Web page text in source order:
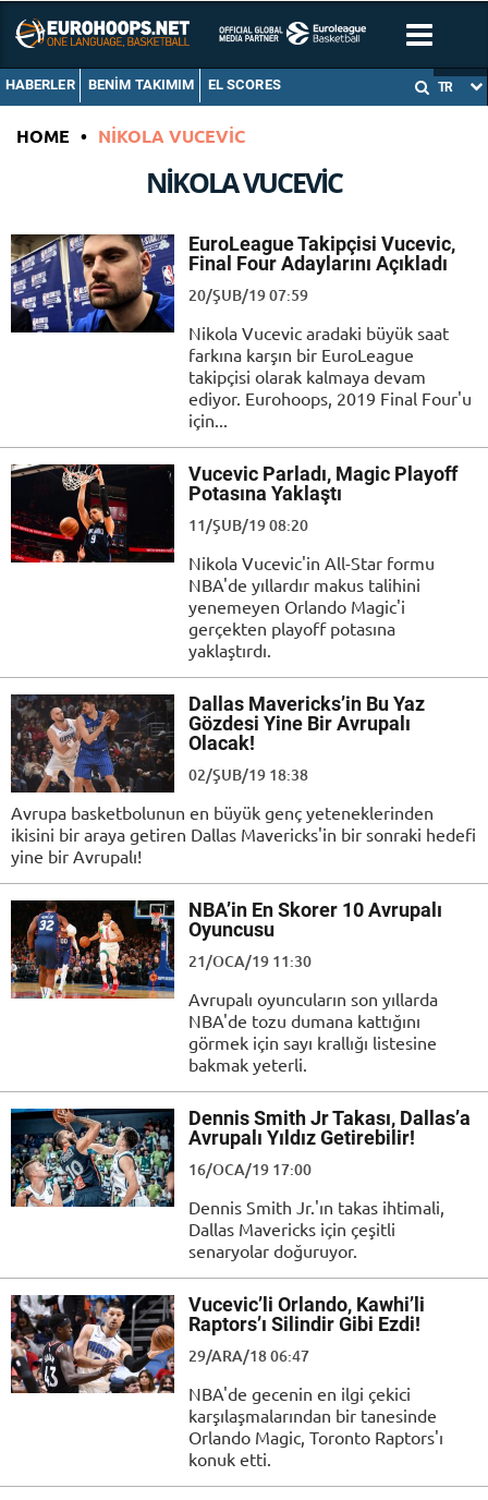
HABERLER BENIM TAKIMIM EL SCORES TR
HOME • NIKOLA VUCEVIC
NIKOLA VUCEVIC
EuroLeague Takipçisi Vucevic,
Final Four Adaylarını Açıkladı
20/ŞUB/19 07:59
Nikola Vucevic aradaki büyük saat
farkına karşın bir EuroLeague
takipçisi olarak kalmaya devam
ediyor. Eurohoops, 2019 Final Four'u
için...
Vucevic Parladı, Magic Playoff
Potasına Yaklaştı
11/ŞUB/19 08:20
Nikola Vucevic'in All-Star formu
NBA'de yıllardır makus talihini
yenemeyen Orlando Magic'i
gerçekten playoff potasına
yaklaştırdı.
Dallas Mavericks’in Bu Yaz
Gözdesi Yine Bir Avrupalı
Olacak!
02/ŞUB/19 18:38
Avrupa basketbolunun en büyük genç yeteneklerinden
ikisini bir araya getiren Dallas Mavericks'in bir sonraki hedefi
yine bir Avrupalı!
NBA’in En Skorer 10 Avrupalı
Oyuncusu
21/OCA/19 11:30
Avrupalı oyuncuların son yıllarda
NBA'de tozu dumana kattığını
görmek için sayı krallığı listesine
bakmak yeterli.
Dennis Smith Jr Takası, Dallas’a
Avrupalı Yıldız Getirebilir!
16/OCA/19 17:00
Dennis Smith Jr.'ın takas ihtimali,
Dallas Mavericks için çeşitli
senaryolar doğuruyor.
Vucevic’li Orlando, Kawhi’li
Raptors’ı Silindir Gibi Ezdi!
29/ARA/18 06:47
NBA'de gecenin en ilgi çekici
karşılaşmalarından bir tanesinde
Orlando Magic, Toronto Raptors'ı
konuk etti.